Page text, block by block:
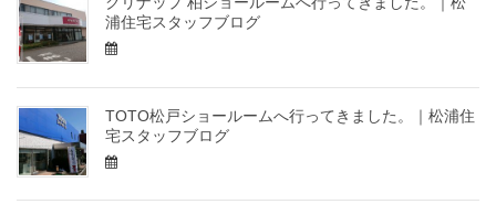
浦住宅スタッフブログ
TOTO松戸ショールームへ行ってきました。｜松浦住
宅スタッフブログ